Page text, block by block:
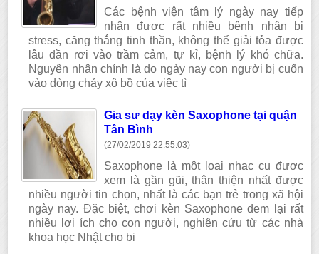
Các bệnh viện tâm lý ngày nay tiếp
nhận được rất nhiều bệnh nhân bị
stress, căng thẳng tinh thần, không thể giải tỏa được
lâu dần rơi vào trầm cảm, tự kỉ, bệnh lý khó chữa.
Nguyên nhân chính là do ngày nay con người bị cuốn
vào dòng chảy xô bồ của việc tì
Gia sư dạy kèn Saxophone tại quận
Tân Bình
(27/02/2019 22:55:03)
Saxophone là một loại nhạc cụ được
xem là gần gũi, thân thiện nhất được
nhiều người tin chọn, nhất là các bạn trẻ trong xã hội
ngày nay. Đặc biệt, chơi kèn Saxophone đem lại rất
nhiều lợi ích cho con người, nghiên cứu từ các nhà
khoa học Nhật cho bi